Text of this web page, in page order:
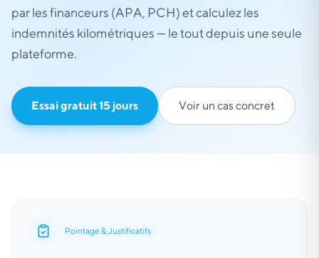
par les financeurs (APA, PCH) et calculez les
indemnités kilométriques — le tout depuis une seule
plateforme.
Essai gratuit 15 jours Voir un cas concret
Pointage & Justificatifs